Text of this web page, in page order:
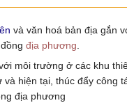
và văn hoá bản địa gắn
địa phương
môi trường ở các khu
hiện tại, thúc đẩy
địa phương